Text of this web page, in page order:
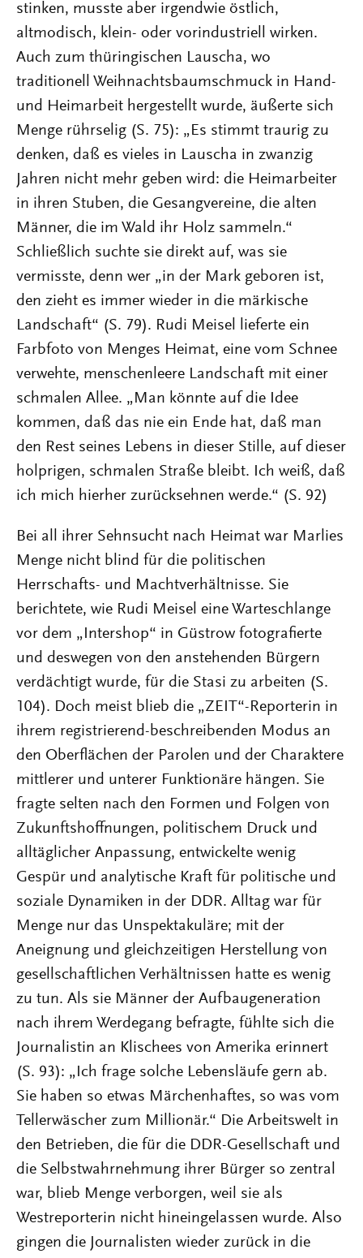
stinken, musste aber irgendwie östlich,
altmodisch, klein- oder vorindustriell wirken.
Auch zum thüringischen Lauscha, wo
traditionell Weihnachtsbaumschmuck in Hand-
und Heimarbeit hergestellt wurde, äußerte sich
Menge rührselig (S. 75): „Es stimmt traurig zu
denken, daß es vieles in Lauscha in zwanzig
Jahren nicht mehr geben wird: die Heimarbeiter
in ihren Stuben, die Gesangvereine, die alten
Männer, die im Wald ihr Holz sammeln.“
Schließlich suchte sie direkt auf, was sie
vermisste, denn wer „in der Mark geboren ist,
den zieht es immer wieder in die märkische
Landschaft“ (S. 79). Rudi Meisel lieferte ein
Farbfoto von Menges Heimat, eine vom Schnee
verwehte, menschenleere Landschaft mit einer
schmalen Allee. „Man könnte auf die Idee
kommen, daß das nie ein Ende hat, daß man
den Rest seines Lebens in dieser Stille, auf dieser
holprigen, schmalen Straße bleibt. Ich weiß, daß
ich mich hierher zurücksehnen werde.“ (S. 92)
Bei all ihrer Sehnsucht nach Heimat war Marlies
Menge nicht blind für die politischen
Herrschafts- und Machtverhältnisse. Sie
berichtete, wie Rudi Meisel eine Warteschlange
vor dem „Intershop“ in Güstrow fotografierte
und deswegen von den anstehenden Bürgern
verdächtigt wurde, für die Stasi zu arbeiten (S.
104). Doch meist blieb die „ZEIT“-Reporterin in
ihrem registrierend-beschreibenden Modus an
den Oberflächen der Parolen und der Charaktere
mittlerer und unterer Funktionäre hängen. Sie
fragte selten nach den Formen und Folgen von
Zukunftshoffnungen, politischem Druck und
alltäglicher Anpassung, entwickelte wenig
Gespür und analytische Kraft für politische und
soziale Dynamiken in der DDR. Alltag war für
Menge nur das Unspektakuläre; mit der
Aneignung und gleichzeitigen Herstellung von
gesellschaftlichen Verhältnissen hatte es wenig
zu tun. Als sie Männer der Aufbaugeneration
nach ihrem Werdegang befragte, fühlte sich die
Journalistin an Klischees von Amerika erinnert
(S. 93): „Ich frage solche Lebensläufe gern ab.
Sie haben so etwas Märchenhaftes, so was vom
Tellerwäscher zum Millionär.“ Die Arbeitswelt in
den Betrieben, die für die DDR-Gesellschaft und
die Selbstwahrnehmung ihrer Bürger so zentral
war, blieb Menge verborgen, weil sie als
Westreporterin nicht hineingelassen wurde. Also
gingen die Journalisten wieder zurück in die